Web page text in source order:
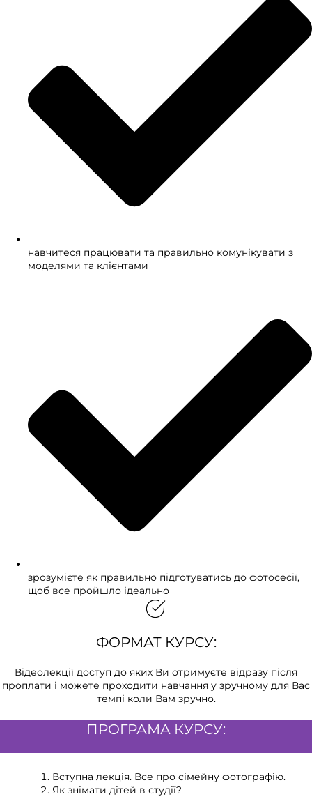
навчитеся працювати та правильно комунікувати з
моделями та клієнтами
зрозумієте як правильно підготуватись до фотосесії,
щоб все пройшло ідеально
ФОРМАТ КУРСУ:
Відеолекції доступ до яких Ви отримуєте відразу після
проплати і можете проходити навчання у зручному для Вас
темпі коли Вам зручно.
ПРОГРАМА КУРСУ:
Вступна лекція. Все про сімейну фотографію.
Як знімати дітей в студії?